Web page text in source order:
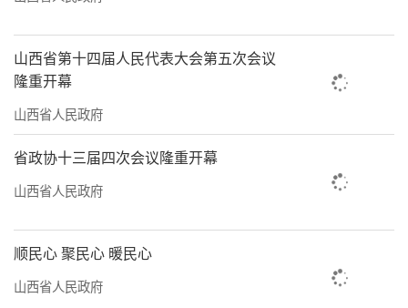
山西省第十四届人民代表大会第五次会议
隆重开幕
山西省人民政府
省政协十三届四次会议隆重开幕
山西省人民政府
顺民心 聚民心 暖民心
山西省人民政府